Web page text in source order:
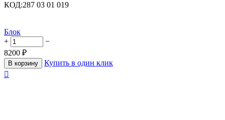
КОД:287 03 01 019
Блок
+
−
8200 ₽
В корзину
Купить в один клик
